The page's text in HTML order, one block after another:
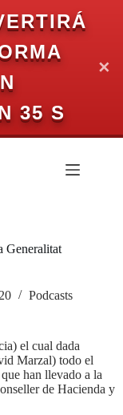
35 S
✕
Generalitat
Podcasts
el cual dada
Marzal) todo el
han llevado a la
de Hacienda y